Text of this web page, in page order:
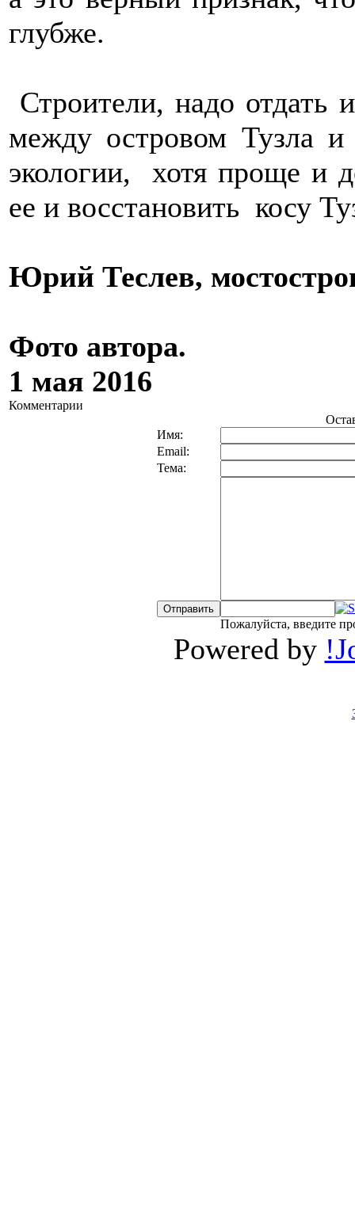
глубже.
Строители, надо отдать
между островом Тузла
экологии, хотя проще и
ее и восстановить косу
Юрий Теслев,
Фото автора.
1 мая 2016
Комментарии
Имя:
Email:
Тема:
Пожалуйста, введите
Powered by